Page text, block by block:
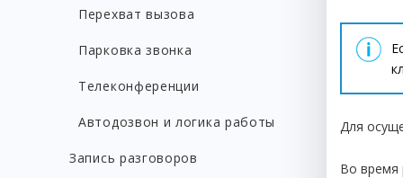
Перехват вызова
Парковка звонка
Телеконференции
Автодозвон и логика работы
Запись разговоров
Для
Во время